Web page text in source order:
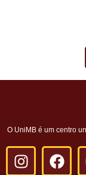
O UniMB é um centro